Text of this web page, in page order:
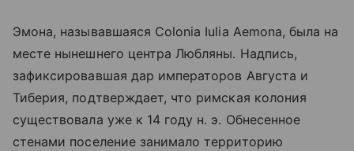
Эмона, называвшаяся Colonia Iulia Aemona, была на
месте нынешнего центра Любляны. Надпись,
зафиксировавшая дар императоров Августа и
Тиберия, подтверждает, что римская колония
существовала уже к 14 году н. э. Обнесенное
стенами поселение занимало территорию